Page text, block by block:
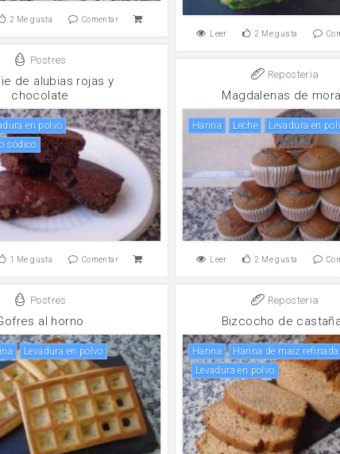
2 Me gusta Comentar
Leer 2 Me gusta
Postres
de alubias rojas y
chocolate
en polvo
sódico
1 Me gusta Comentar
Reposteria
Magdalenas de
harina leche levadura en
Leer 2 Me gusta
Postres
al horno
levadura en polvo
Reposteria
Bizcocho de
harina
Harina de maiz refinada
levadura en polvo